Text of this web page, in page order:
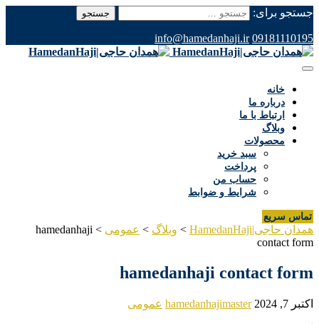
جستجو برای:
09181110195
info@hamedanhaji.ir
خانه
درباره ما
ارتباط با ما
وبلاگ
محصولات
سبد خرید
پرداخت
حساب من
شرایط و ضوابط
تماس سریع
همدان حاجی|HamedanHaji > وبلاگ > عمومی >
hamedanhaji
contact form
hamedanhaji contact form
اکتبر 7, 2024 hamedanhajimaster عمومی